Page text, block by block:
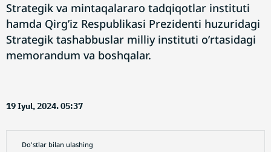
Strategik va mintaqalararo tadqiqotlar instituti
hamda Qirgʼiz Respublikasi Prezidenti huzuridagi
Strategik tashabbuslar milliy instituti oʼrtasidagi
memorandum va boshqalar.
19 Iyul, 2024. 05:37
Do'stlar bilan ulashing